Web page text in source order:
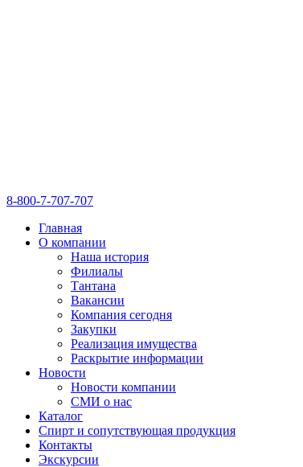
8-800-7-707-707
Главная
О компании
Наша история
Филиалы
Тантана
Вакансии
Компания сегодня
Закупки
Реализация имущества
Раскрытие информации
Новости
Новости компании
СМИ о нас
Каталог
Спирт и сопутствующая продукция
Контакты
Экскурсии